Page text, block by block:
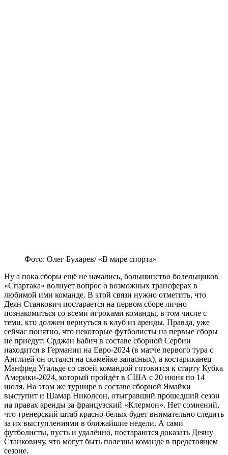
Фото: Олег Бухарев/ «В мире спорта»
Ну а пока сборы ещё не начались, большинство болельщиков
«Спартака» волнует вопрос о возможных трансферах в
любимой ими команде. В этой связи нужно отметить, что
Деян Станкович постарается на первом сборе лично
познакомиться со всеми игроками команды, в том числе с
теми, кто должен вернуться в клуб из аренды. Правда, уже
сейчас понятно, что некоторые футболисты на первые сборы
не приедут: Срджан Бабич в составе сборной Сербии
находится в Германии на Евро-2024 (в матче первого тура с
Англией он остался на скамейке запасных), а костариканец
Манфред Угальде со своей командой готовится к старту Кубка
Америки-2024, который пройдёт в США с 20 июня по 14
июля. На этом же турнире в составе сборной Ямайки
выступит и Шамар Николсон, отыгравший прошедший сезон
на правах аренды за французский «Клермон». Нет сомнений,
что тренерский штаб красно-белых будет внимательно следить
за их выступлениями в ближайшие недели. А сами
футболисты, пусть и удалённо, постараются доказать Деяну
Станковичу, что могут быть полезны команде в предстоящем
сезоне.